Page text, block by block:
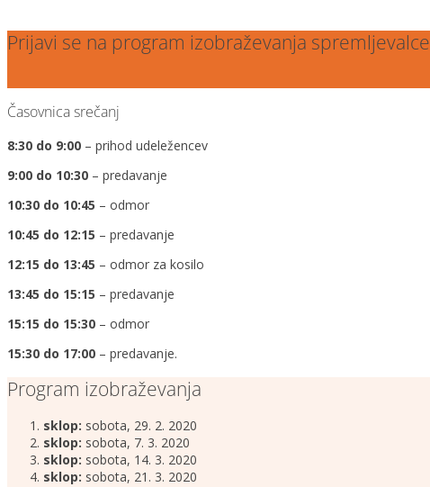
Prijavi se na program izobraževanja
Časovnica srečanj
8:30 do 9:00 – prihod udeležencev
9:00 do 10:30 – predavanje
10:30 do 10:45 – odmor
10:45 do 12:15 – predavanje
12:15 do 13:45 – odmor za kosilo
13:45 do 15:15 – predavanje
15:15 do 15:30 – odmor
15:30 do 17:00 – predavanje.
Program izobraževanja
sklop: sobota, 29. 2. 2020
sklop: sobota, 7. 3. 2020
sklop: sobota, 14. 3. 2020
sklop: sobota, 21. 3. 2020